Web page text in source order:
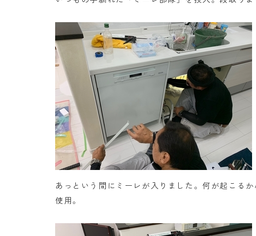
あっという間にミーレが入りました。何が起こる
使用。